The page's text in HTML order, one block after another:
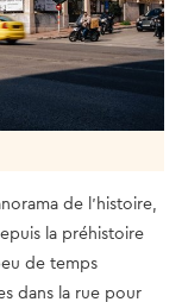
de l'histoire,
la préhistoire
de temps
dans la rue pour